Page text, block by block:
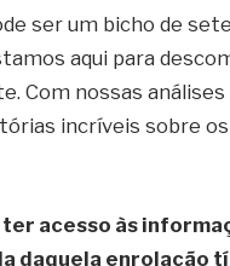
ser um bicho de
aqui para
Com nossas análises
incríveis sobre
ter acesso às
daquela enrolação